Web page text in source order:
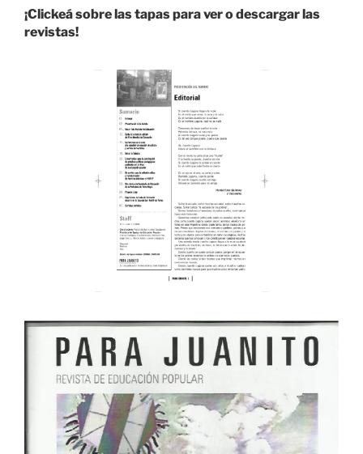
¡Clickeá sobre las tapas para ver o descargar las
revistas!